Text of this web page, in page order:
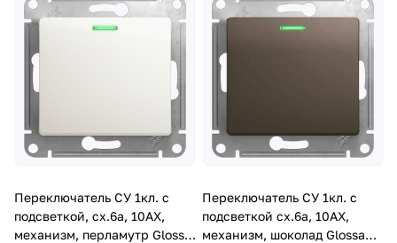
Переключатель СУ 1кл. с
подсветкой, сх.6а, 10AX,
механизм, перламутр Glossa
Переключатель СУ 1кл. с
подсветкой сх.6а, 10АХ,
механизм, шоколад Glossa